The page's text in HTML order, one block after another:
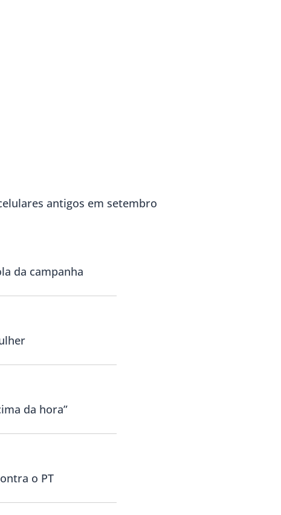
antigos em setembro
da campanha
da hora”
o PT